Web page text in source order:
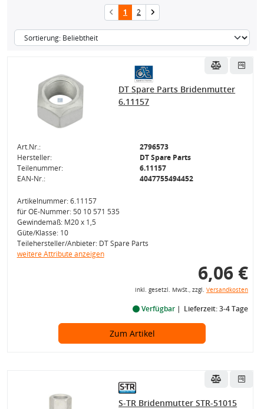
1 2
DT Spare Parts Bridenmutter
6.11157
Art.Nr.:
2796573
Hersteller:
DT Spare Parts
Teilenummer:
6.11157
EAN-Nr.:
4047755494452
Artikelnummer: 6.11157
für OE-Nummer: 50 10 571 535
Gewindemaß: M20 x 1,5
Güte/Klasse: 10
Teilehersteller/Anbieter: DT Spare Parts
weitere Attribute anzeigen
6,06 €
inkl. gesetzl. MwSt., zzgl. Versandkosten
Verfügbar Lieferzeit: 3-4 Tage
Zum Artikel
S-TR Bridenmutter STR-51015